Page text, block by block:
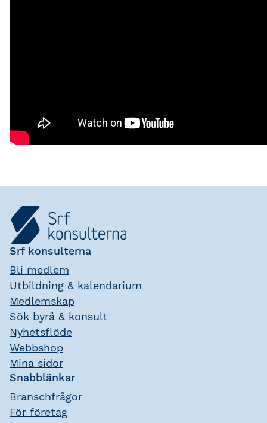
Srf konsulterna
Bli medlem
Utbildning & kalendarium
Medlemskap
Sök byrå & konsult
Nyhetsflöde
Webbshop
Mina sidor
Snabblänkar
Branschfrågor
För företag